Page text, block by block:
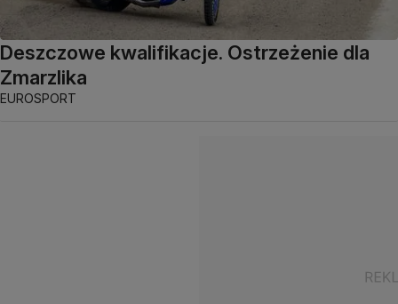
Deszczowe kwalifikacje. Ostrzeżenie dla
Zmarzlika
EUROSPORT